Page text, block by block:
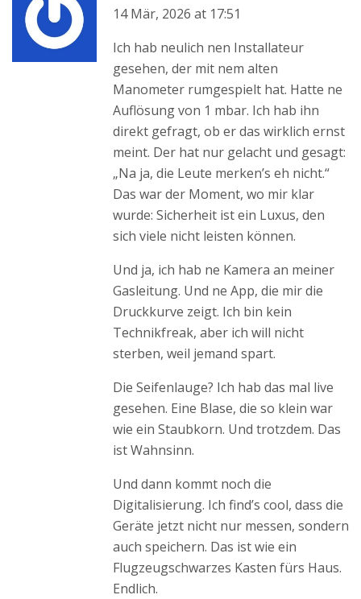
14 Mär, 2026 at 17:51
Ich hab neulich nen Installateur
gesehen, der mit nem alten
Manometer rumgespielt hat. Hatte ne
Auflösung von 1 mbar. Ich hab ihn
direkt gefragt, ob er das wirklich ernst
meint. Der hat nur gelacht und gesagt:
„Na ja, die Leute merken’s eh nicht.“
Das war der Moment, wo mir klar
wurde: Sicherheit ist ein Luxus, den
sich viele nicht leisten können.
Und ja, ich hab ne Kamera an meiner
Gasleitung. Und ne App, die mir die
Druckkurve zeigt. Ich bin kein
Technikfreak, aber ich will nicht
sterben, weil jemand spart.
Die Seifenlauge? Ich hab das mal live
gesehen. Eine Blase, die so klein war
wie ein Staubkorn. Und trotzdem. Das
ist Wahnsinn.
Und dann kommt noch die
Digitalisierung. Ich find’s cool, dass die
Geräte jetzt nicht nur messen, sondern
auch speichern. Das ist wie ein
Flugzeugschwarzes Kasten fürs Haus.
Endlich.